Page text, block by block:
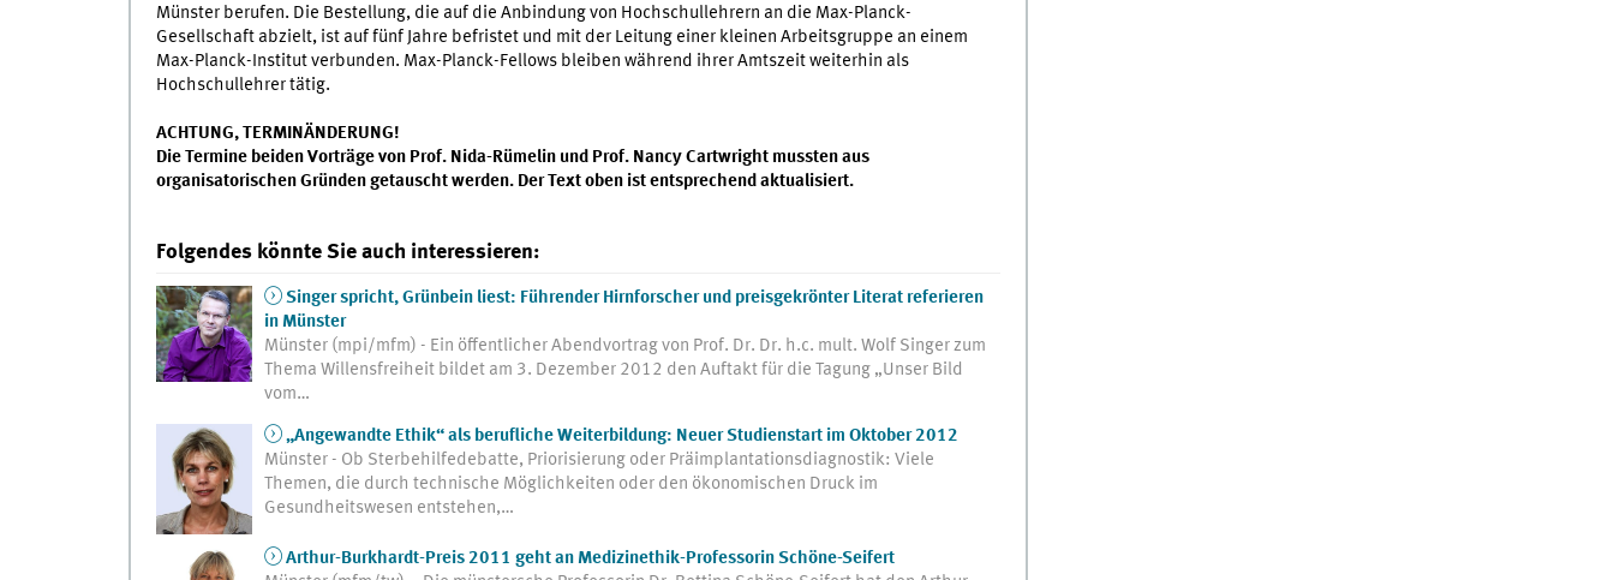
Münster berufen. Die Bestellung, die auf die Anbindung von Hochschullehrern an die Max-Planck-
Gesellschaft abzielt, ist auf fünf Jahre befristet und mit der Leitung einer kleinen Arbeitsgruppe an einem
Max-Planck-Institut verbunden. Max-Planck-Fellows bleiben während ihrer Amtszeit weiterhin als
Hochschullehrer tätig.
ACHTUNG, TERMINÄNDERUNG!
Die Termine beiden Vorträge von Prof. Nida-Rümelin und Prof. Nancy Cartwright mussten aus
organisatorischen Gründen getauscht werden. Der Text oben ist entsprechend aktualisiert.
Folgendes könnte Sie auch interessieren:
Singer spricht, Grünbein liest: Führender Hirnforscher und preisgekrönter Literat referieren
in Münster
Münster (mpi/mfm) - Ein öffentlicher Abendvortrag von Prof. Dr. Dr. h.c. mult. Wolf Singer zum
Thema Willensfreiheit bildet am 3. Dezember 2012 den Auftakt für die Tagung „Unser Bild
vom…
„Angewandte Ethik“ als berufliche Weiterbildung: Neuer Studienstart im Oktober 2012
Münster - Ob Sterbehilfedebatte, Priorisierung oder Präimplantationsdiagnostik: Viele
Themen, die durch technische Möglichkeiten oder den ökonomischen Druck im
Gesundheitswesen entstehen,…
Arthur-Burkhardt-Preis 2011 geht an Medizinethik-Professorin Schöne-Seifert